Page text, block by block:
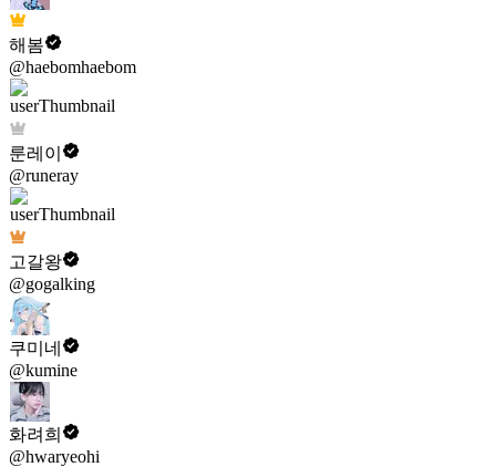
해봄
@haebomhaebom
룬레이
@runeray
고갈왕
@gogalking
쿠미네
@kumine
화려희
@hwaryeohi